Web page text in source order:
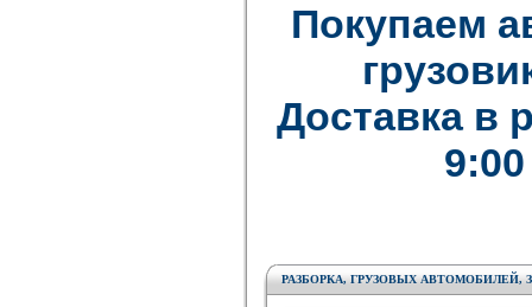
Покупаем
Доставка в
РАЗБОРКА, ГРУЗОВЫХ АВТОМОБИЛЕЙ,